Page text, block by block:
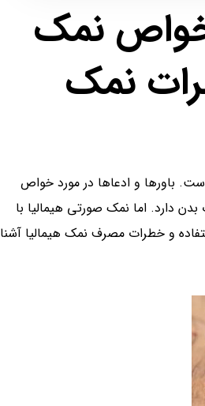
خواص نمک
نمک
باورها و ادعاها در مورد خواص
دارد. اما نمک صورتی هیمالیا با
و خطرات مصرف نمک هیمالیا آشنا